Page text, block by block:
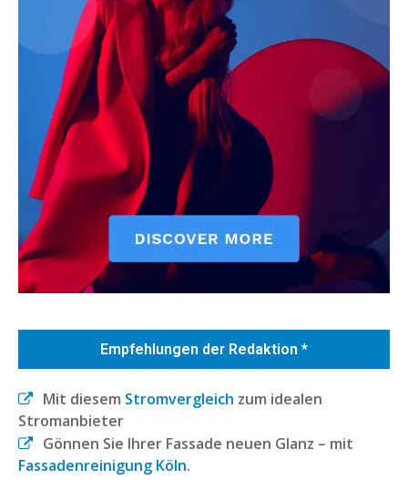
Empfehlungen der Redaktion *
Mit diesem Stromvergleich zum idealen
Stromanbieter
Gönnen Sie Ihrer Fassade neuen Glanz – mit
Fassadenreinigung Köln.